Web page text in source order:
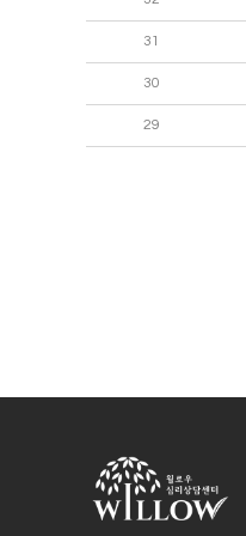
31
30
29